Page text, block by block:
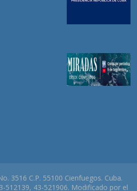
3516 C.P. 55100 Cienfuegos. Cuba.
512139, 43-521906. Modificado por el